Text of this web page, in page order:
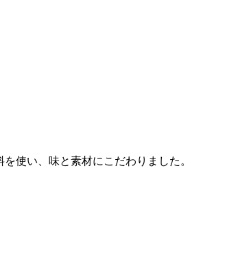
使い、味と素材にこだわりました。